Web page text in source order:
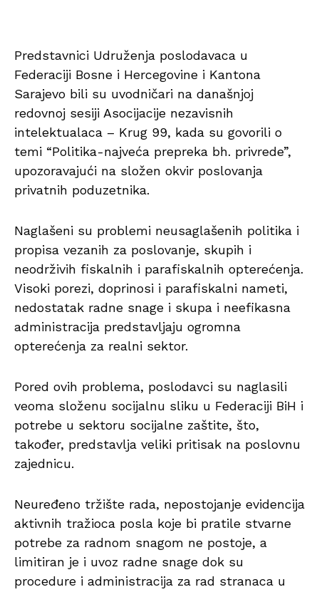
Predstavnici Udruženja poslodavaca u
Federaciji Bosne i Hercegovine i Kantona
Sarajevo bili su uvodničari na današnjoj
redovnoj sesiji Asocijacije nezavisnih
intelektualaca – Krug 99, kada su govorili o
temi “Politika-najveća prepreka bh. privrede”,
upozoravajući na složen okvir poslovanja
privatnih poduzetnika.
Naglašeni su problemi neusaglašenih politika i
propisa vezanih za poslovanje, skupih i
neodrživih fiskalnih i parafiskalnih opterećenja.
Visoki porezi, doprinosi i parafiskalni nameti,
nedostatak radne snage i skupa i neefikasna
administracija predstavljaju ogromna
opterećenja za realni sektor.
Pored ovih problema, poslodavci su naglasili
veoma složenu socijalnu sliku u Federaciji BiH i
potrebe u sektoru socijalne zaštite, što,
također, predstavlja veliki pritisak na poslovnu
zajednicu.
Neuređeno tržište rada, nepostojanje evidencija
aktivnih tražioca posla koje bi pratile stvarne
potrebe za radnom snagom ne postoje, a
limitiran je i uvoz radne snage dok su
procedure i administracija za rad stranaca u